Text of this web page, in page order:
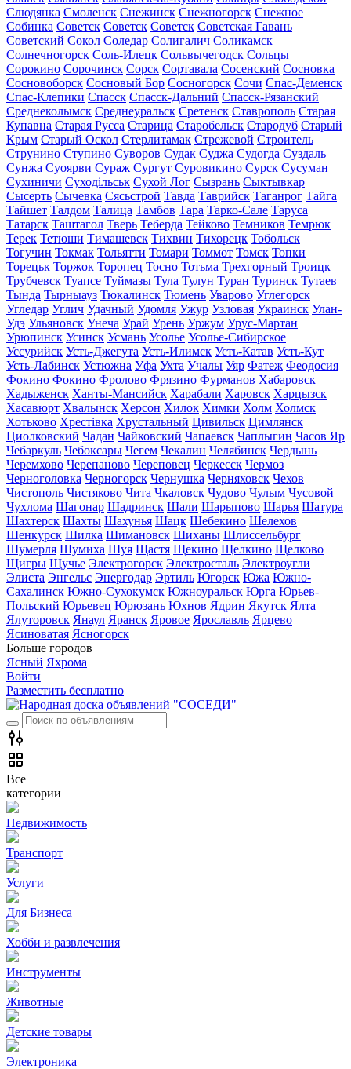
Слюдянка Смоленск Снежинск Снежногорск Снежное
Собинка Советск Советск Советск Советская Гавань
Советский Сокол Соледар Солигалич Соликамск
Солнечногорск Соль-Илецк Сольвычегодск Сольцы
Сорокино Сорочинск Сорск Сортавала Сосенский Сосновка
Сосновоборск Сосновый Бор Сосногорск Сочи Спас-Деменск
Спас-Клепики Спасск Спасск-Дальний Спасск-Рязанский
Среднеколымск Среднеуральск Сретенск Ставрополь Старая
Купавна Старая Русса Старица Старобельск Стародуб Старый
Крым Старый Оскол Стерлитамак Стрежевой Строитель
Струнино Ступино Суворов Судак Суджа Судогда Суздаль
Сунжа Суоярви Сураж Сургут Суровикино Сурск Сусуман
Сухиничи Суходільськ Сухой Лог Сызрань Сыктывкар
Сысерть Сычевка Сясьстрой Тавда Таврийск Таганрог Тайга
Тайшет Талдом Талица Тамбов Тара Тарко-Сале Таруса
Татарск Таштагол Тверь Теберда Тейково Темников Темрюк
Терек Тетюши Тимашевск Тихвин Тихорецк Тобольск
Тогучин Токмак Тольятти Томари Томмот Томск Топки
Торецьк Торжок Торопец Тосно Тотьма Трехгорный Троицк
Трубчевск Туапсе Туймазы Тула Тулун Туран Туринск Тутаев
Тында Тырныауз Тюкалинск Тюмень Уварово Углегорск
Угледар Углич Удачный Удомля Ужур Узловая Украинск Улан-
Удэ Ульяновск Унеча Урай Урень Уржум Урус-Мартан
Урюпинск Усинск Усмань Усолье Усолье-Сибирское
Уссурийск Усть-Джегута Усть-Илимск Усть-Катав Усть-Кут
Усть-Лабинск Устюжна Уфа Ухта Учалы Уяр Фатеж Феодосия
Фокино Фокино Фролово Фрязино Фурманов Хабаровск
Хадыженск Ханты-Мансийск Харабали Харовск Харцызск
Хасавюрт Хвалынск Херсон Хилок Химки Холм Холмск
Хотьково Хрестівка Хрустальный Цивильск Цимлянск
Циолковский Чадан Чайковский Чапаевск Чаплыгин Часов Яр
Чебаркуль Чебоксары Чегем Чекалин Челябинск Чердынь
Черемхово Черепаново Череповец Черкесск Чермоз
Черноголовка Черногорск Чернушка Черняховск Чехов
Чистополь Чистяково Чита Чкаловск Чудово Чулым Чусовой
Чухлома Шагонар Шадринск Шали Шарыпово Шарья Шатура
Шахтерск Шахты Шахунья Шацк Шебекино Шелехов
Шенкурск Шилка Шимановск Шиханы Шлиссельбург
Шумерля Шумиха Шуя Щастя Щекино Щелкино Щелково
Щигры Щучье Электрогорск Электросталь Электроугли
Элиста Энгельс Энергодар Эртиль Югорск Южа Южно-
Сахалинск Южно-Сухокумск Южноуральск Юрга Юрьев-
Польский Юрьевец Юрюзань Юхнов Ядрин Якутск Ялта
Ялуторовск Янаул Яранск Яровое Ярославль Ярцево
Ясиноватая Ясногорск
Больше городов
Ясный Яхрома
Войти
Разместить бесплатно
Все
категории
Недвижимость
Транспорт
Услуги
Для Бизнеса
Хобби и развлечения
Инструменты
Животные
Детские товары
Электроника